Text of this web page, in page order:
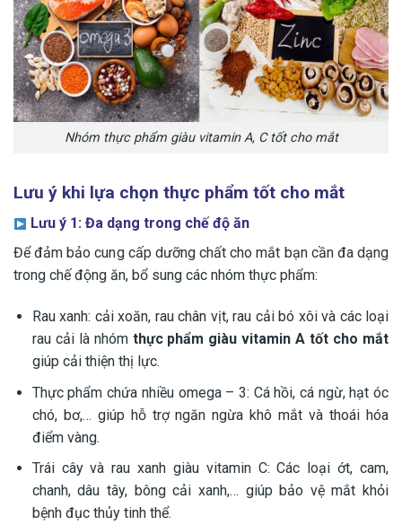
Nhóm thực phẩm giàu vitamin A, C tốt cho mắt
Lưu ý khi lựa chọn thực phẩm tốt cho mắt
Lưu ý 1: Đa dạng trong chế độ ăn
Để đảm bảo cung cấp dưỡng chất cho mắt bạn cần đa dạng
trong chế động ăn, bổ sung các nhóm thực phẩm:
Rau xanh: cải xoăn, rau chân vịt, rau cải bó xôi và các loại
rau cải là nhóm thực phẩm giàu vitamin A tốt cho mắt
giúp cải thiện thị lực.
Thực phẩm chứa nhiều omega – 3: Cá hồi, cá ngừ, hạt óc
chó, bơ,… giúp hỗ trợ ngăn ngừa khô mắt và thoái hóa
điểm vàng.
Trái cây và rau xanh giàu vitamin C: Các loại ớt, cam,
chanh, dâu tây, bông cải xanh,… giúp bảo vệ mắt khỏi
bệnh đục thủy tinh thể.